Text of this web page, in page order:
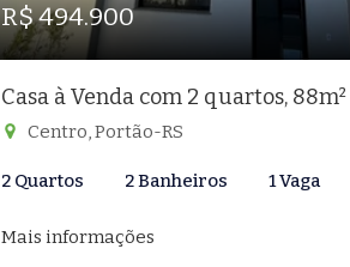
R$ 494.900
Casa à Venda com 2 quartos, 88m²
Centro, Portão-RS
2 Quartos 2 Banheiros 1 Vaga
Mais informações